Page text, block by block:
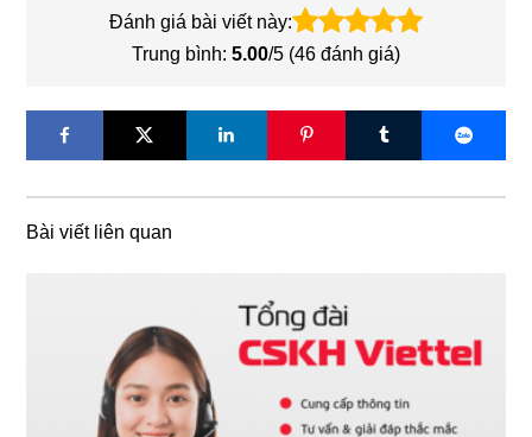
Đánh giá bài viết này:
Trung bình: 5.00/5 (46 đánh giá)
Bài viết liên quan